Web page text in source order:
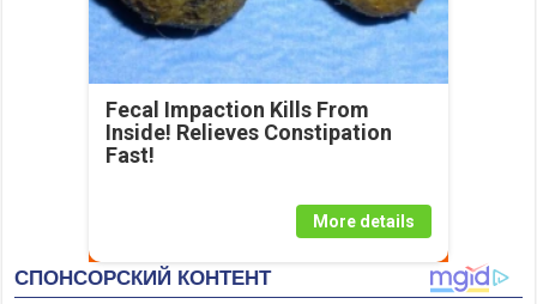
Fecal Impaction Kills From
Inside! Relieves Constipation
Fast!
More details